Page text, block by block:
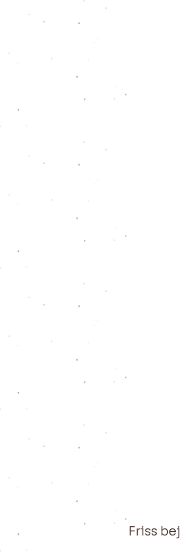
Friss